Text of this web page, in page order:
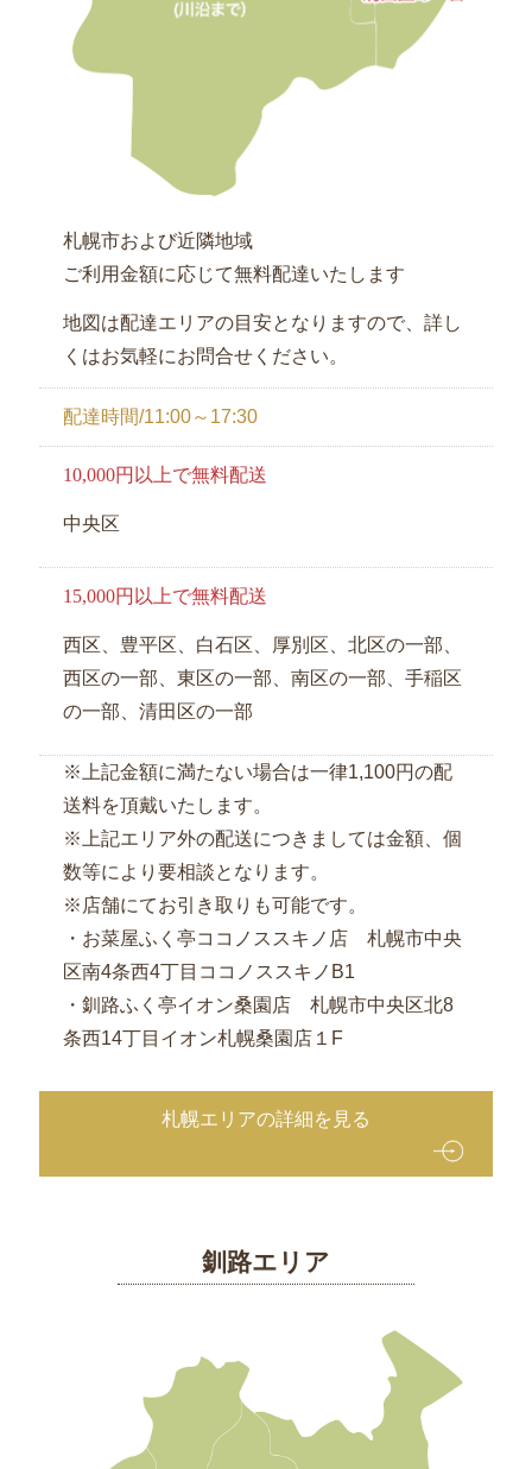
札幌市および近隣地域
ご利用金額に応じて無料配達いたします
地図は配達エリアの目安となりますので、詳し
くはお気軽にお問合せください。
配達時間/11:00～17:30
10,000円以上で無料配送
中央区
15,000円以上で無料配送
西区、豊平区、白石区、厚別区、北区の一部、
西区の一部、東区の一部、南区の一部、手稲区
の一部、清田区の一部
※上記金額に満たない場合は一律1,100円の配
送料を頂戴いたします。
※上記エリア外の配送につきましては金額、個
数等により要相談となります。
※店舗にてお引き取りも可能です。
・お菜屋ふく亭ココノススキノ店 札幌市中央
区南4条西4丁目ココノススキノB1
・釧路ふく亭イオン桑園店 札幌市中央区北8
条西14丁目イオン札幌桑園店１F
札幌エリアの詳細を見る
釧路エリア